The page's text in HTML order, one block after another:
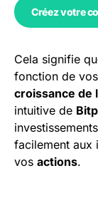
Créez votre
Cela signifie
fonction de
croissance de
intuitive de
facilement aux
vos actions.